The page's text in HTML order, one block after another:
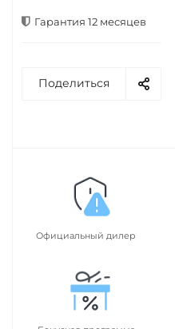
Гарантия 12 месяцев
Поделиться
Официальный дилер